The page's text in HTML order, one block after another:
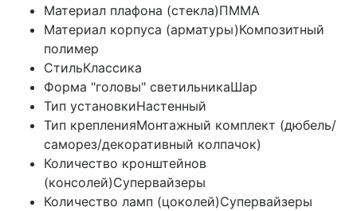
Материал плафона (стекла)ПММА
Материал корпуса (арматуры)Композитный
полимер
СтильКлассика
Форма "головы" светильникаШар
Тип установкиНастенный
Тип крепленияМонтажный комплект (дюбель/
саморез/декоративный колпачок)
Количество кронштейнов
(консолей)Супервайзеры
Количество ламп (цоколей)Супервайзеры